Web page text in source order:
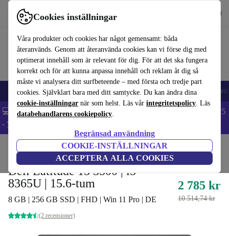
Cookies inställningar
Våra produkter och cookies har något gemensamt: båda
återanvänds. Genom att återanvända cookies kan vi förse dig med
optimerat innehåll som är relevant för dig. För att det ska fungera
korrekt och för att kunna anpassa innehåll och reklam åt dig så
måste vi analysera ditt surfbeteende – med första och tredje part
cookies. Självklart bara med ditt samtycke. Du kan ändra dina
cookie-inställningar när som helst. Läs vår integritetspolicy. Läs
databehandlarens cookiepolicy.
Begränsad användning
COOKIE-INSTÄLLNINGAR
ACCEPTERA ALLA COOKIES
Använd refurbed snabbt och enkelt
🎒 Back to school Mobiltelefoner Bärbara datorer Surfplattor
💻 Extra 5% rabatt på alla MacBooks och laptops - Code: LAPTOP5
- Villkor
Laptops Dell bärbara datorer
Dell Latitude 15 3500 | i5-
8365U | 15.6-tum
8 GB | 256 GB SSD | FHD | Win 11 Pro | DE
(2 recensioner)
2 785 kr
10 514,74 kr